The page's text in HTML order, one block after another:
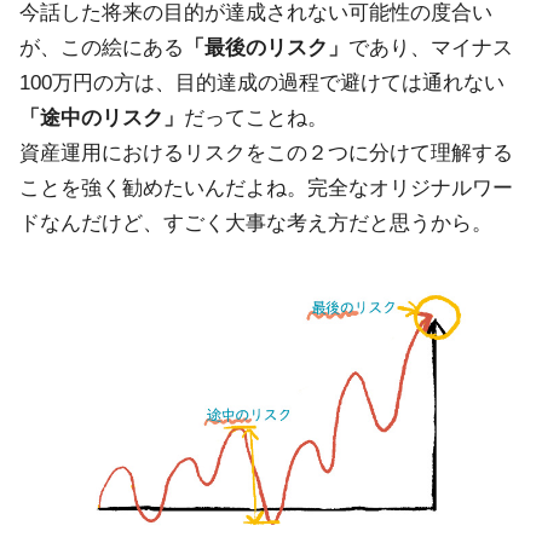
今話した将来の目的が達成されない可能性の度合い
が、この絵にある
「最後のリスク」 であり、マイナス
100万円の方は、目的達成の過程で避けては通れない
「途中のリスク」 だってことね。
資産運用におけるリスクをこの２つに分けて理解する
ことを強く勧めたいんだよね。完全なオリジナルワー
ドなんだけど、すごく大事な考え方だと思うから。